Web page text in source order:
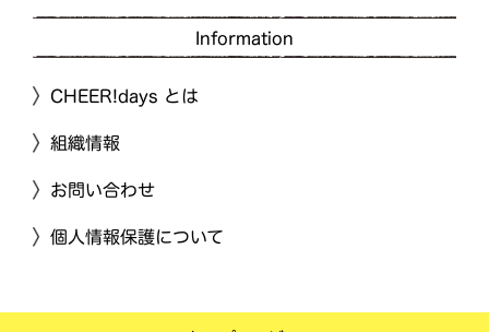
Information
CHEER!days とは
組織情報
お問い合わせ
個人情報保護について